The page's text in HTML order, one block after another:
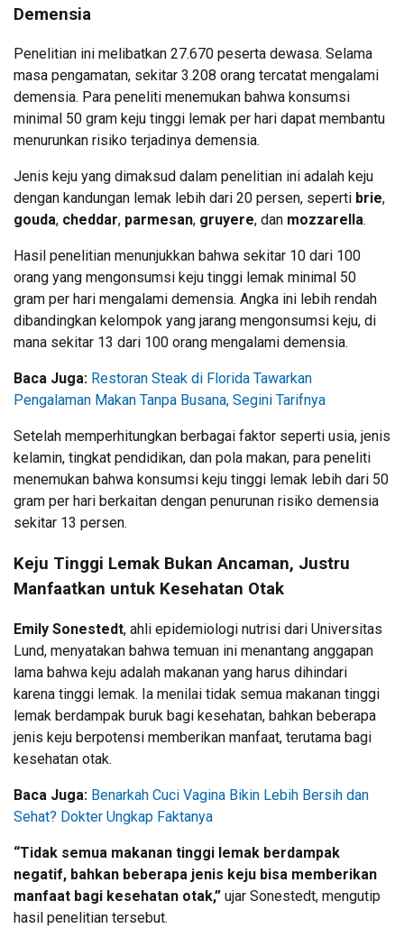
Demensia
Penelitian ini melibatkan 27.670 peserta dewasa. Selama
masa pengamatan, sekitar 3.208 orang tercatat mengalami
demensia. Para peneliti menemukan bahwa konsumsi
minimal 50 gram keju tinggi lemak per hari dapat membantu
menurunkan risiko terjadinya demensia.
Jenis keju yang dimaksud dalam penelitian ini adalah keju
dengan kandungan lemak lebih dari 20 persen, seperti brie,
gouda, cheddar, parmesan, gruyere, dan mozzarella.
Hasil penelitian menunjukkan bahwa sekitar 10 dari 100
orang yang mengonsumsi keju tinggi lemak minimal 50
gram per hari mengalami demensia. Angka ini lebih rendah
dibandingkan kelompok yang jarang mengonsumsi keju, di
mana sekitar 13 dari 100 orang mengalami demensia.
Baca Juga: Restoran Steak di Florida Tawarkan
Pengalaman Makan Tanpa Busana, Segini Tarifnya
Setelah memperhitungkan berbagai faktor seperti usia, jenis
kelamin, tingkat pendidikan, dan pola makan, para peneliti
menemukan bahwa konsumsi keju tinggi lemak lebih dari 50
gram per hari berkaitan dengan penurunan risiko demensia
sekitar 13 persen.
Keju Tinggi Lemak Bukan Ancaman, Justru
Manfaatkan untuk Kesehatan Otak
Emily Sonestedt, ahli epidemiologi nutrisi dari Universitas
Lund, menyatakan bahwa temuan ini menantang anggapan
lama bahwa keju adalah makanan yang harus dihindari
karena tinggi lemak. Ia menilai tidak semua makanan tinggi
lemak berdampak buruk bagi kesehatan, bahkan beberapa
jenis keju berpotensi memberikan manfaat, terutama bagi
kesehatan otak.
Baca Juga: Benarkah Cuci Vagina Bikin Lebih Bersih dan
Sehat? Dokter Ungkap Faktanya
“Tidak semua makanan tinggi lemak berdampak
negatif, bahkan beberapa jenis keju bisa memberikan
manfaat bagi kesehatan otak,” ujar Sonestedt, mengutip
hasil penelitian tersebut.